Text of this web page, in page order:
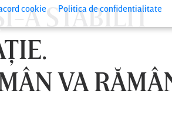
A STABILIT
VA
cookie Politica de confidentialitate